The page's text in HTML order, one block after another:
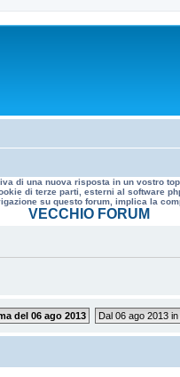
di una nuova risposta in un vostro
di terze parti, esterni al software
su questo forum, implica la
VECCHIO FORUM
del 06 ago 2013 Dal 06 ago 2013 in